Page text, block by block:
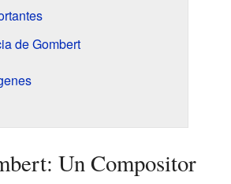
de Gombert
Un Compositor